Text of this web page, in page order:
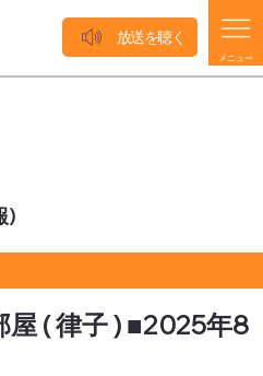
)
メニュー
放送を聴く
屋 ( 律子 ) ■2025年8